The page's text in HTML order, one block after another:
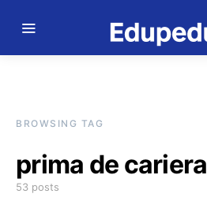
BROWSING TAG
prima de
53 posts